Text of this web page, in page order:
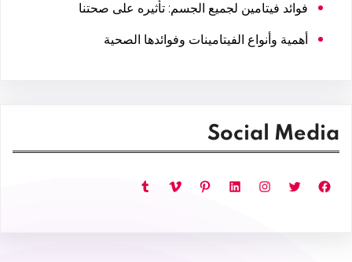
فوائد فيتامين لجميع الجسم: تأثيره على صحتنا
أهمية وأنواع الفيتامينات وفوائدها الصحية
Social Media
فيسبوك تويتر إنستجرام لينكد إن بينتريست فيميو تمبلر